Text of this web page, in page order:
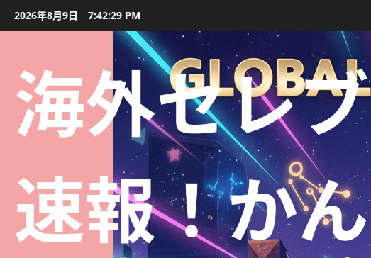
2026年8月9日 7:42:30 PM
海外セレ
速報！か